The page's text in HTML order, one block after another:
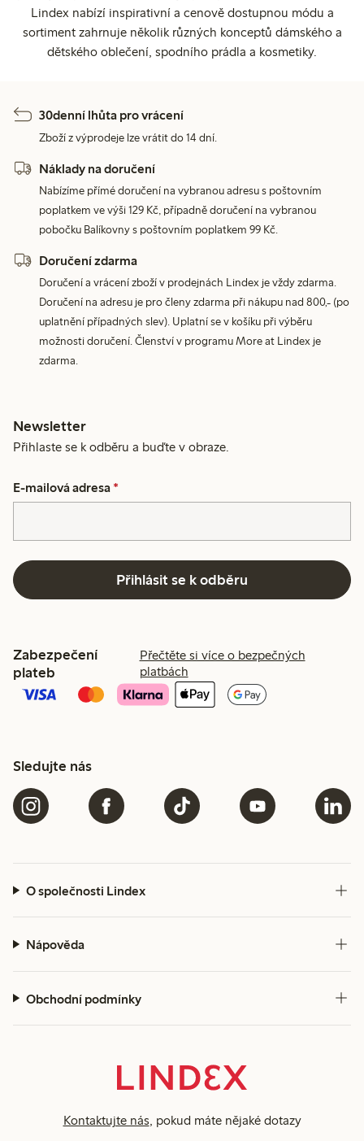
Lindex nabízí inspirativní a cenově dostupnou módu a
sortiment zahrnuje několik různých konceptů dámského a
dětského oblečení, spodního prádla a kosmetiky.
30denní lhůta pro vrácení
Zboží z výprodeje lze vrátit do 14 dní.
Náklady na doručení
Nabízíme přímé doručení na vybranou adresu s poštovním
poplatkem ve výši 129 Kč, případně doručení na vybranou
pobočku Balíkovny s poštovním poplatkem 99 Kč.
Doručení zdarma
Doručení a vrácení zboží v prodejnách Lindex je vždy zdarma.
Doručení na adresu je pro členy zdarma při nákupu nad 800,- (po
uplatnění případných slev). Uplatní se v košíku při výběru
možnosti doručení. Členství v programu More at Lindex je
zdarma.
Newsletter
Přihlaste se k odběru a buďte v obraze.
E-mailová adresa *
Přihlásit se k odběru
Zabezpečení
plateb
Přečtěte si více o bezpečných
platbách
Sledujte nás
O společnosti Lindex
Nápověda
Obchodní podmínky
Kontaktujte nás, pokud máte nějaké dotazy